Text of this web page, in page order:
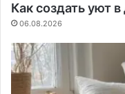
Как создать уют
06.08.2026